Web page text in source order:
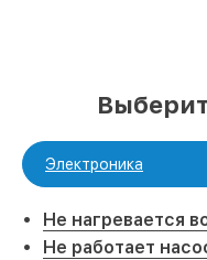
Электроника
Не нагревается
Не работает